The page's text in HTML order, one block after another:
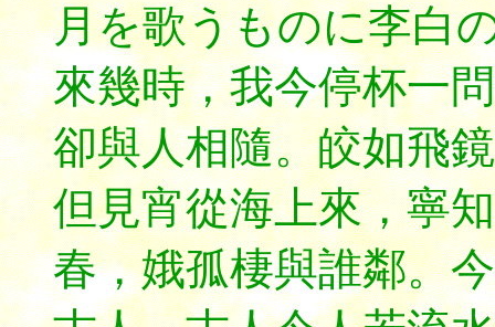
月を歌うものに李白
來幾時，我今停杯一
卻與人相隨。皎如飛
但見宵從海上來，寧
春，娥孤棲與誰鄰。